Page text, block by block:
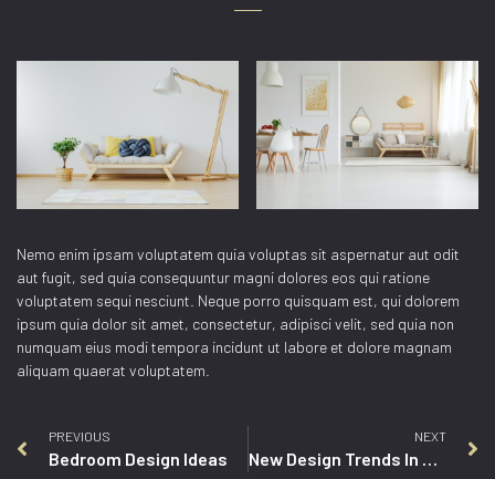
Nemo enim ipsam voluptatem quia voluptas sit aspernatur aut odit
aut fugit, sed quia consequuntur magni dolores eos qui ratione
voluptatem sequi nesciunt. Neque porro quisquam est, qui dolorem
ipsum quia dolor sit amet, consectetur, adipisci velit, sed quia non
numquam eius modi tempora incidunt ut labore et dolore magnam
aliquam quaerat voluptatem.
PREVIOUS
Bedroom Design Ideas
NEXT
New Design Trends In 2021